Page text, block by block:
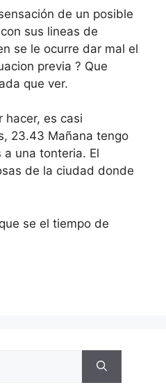
de un posible
sus lineas de
se le ocurre dar mal el
previa ? Que
que ver.
hacer, es casi
23.43 Mañana tengo
una tonteria. El
de la ciudad donde
se el tiempo de